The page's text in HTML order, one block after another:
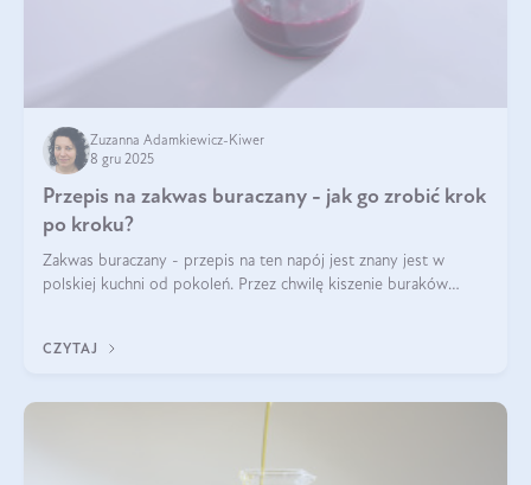
Zuzanna Adamkiewicz-Kiwer
8 gru 2025
Przepis na zakwas buraczany - jak go zrobić krok
po kroku?
Zakwas buraczany - przepis na ten napój jest znany jest w
polskiej kuchni od pokoleń. Przez chwilę kiszenie buraków
CZYTAJ